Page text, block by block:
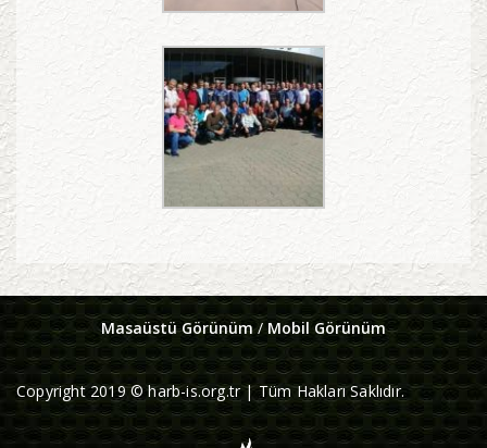
Masaüstü Görünüm/ Mobil Görünüm
Copyright 2019 © harb-is.org.tr | Tüm Hakları Saklıdır.